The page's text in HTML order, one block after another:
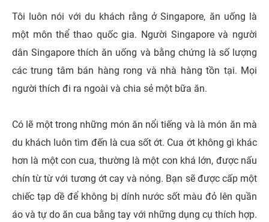
Tôi luôn nói với du khách rằng ở Singapore, ăn uống là
một môn thể thao quốc gia. Người Singapore và người
dân Singapore thích ăn uống và bằng chứng là số lượng
các trung tâm bán hàng rong và nhà hàng tồn tại. Mọi
người thích đi ra ngoài và chia sẻ một bữa ăn.
Có lẽ một trong những món ăn nổi tiếng và là món ăn mà
du khách luôn tìm đến là cua sốt ớt. Cua ớt không gì khác
hơn là một con cua, thường là một con khá lớn, được nấu
chín từ từ với tương ớt cay và nóng. Bạn sẽ được cấp một
chiếc tạp dề để không bị dính nước sốt màu đỏ lên quần
áo và tự do ăn cua bằng tay với những dụng cụ thích hợp.